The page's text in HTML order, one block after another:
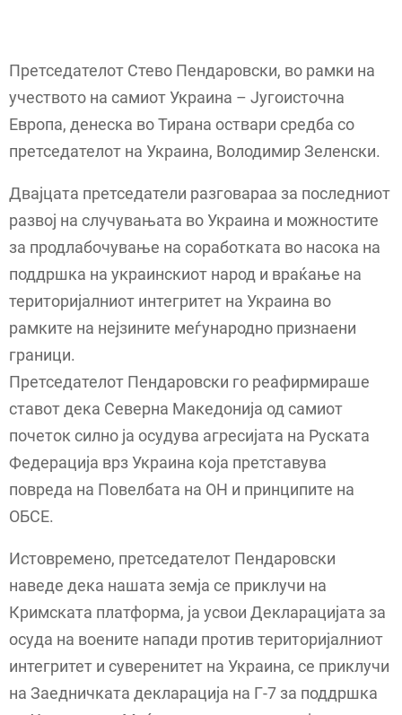
Претседателот Стево Пендаровски, во рамки на
учеството на самиот Украина – Југоисточна
Европа, денеска во Тирана оствари средба со
претседателот на Украина, Володимир Зеленски.
Двајцата претседатели разговараа за последниот
развој на случувањата во Украина и можностите
за продлабочување на соработката во насока на
поддршка на украинскиот народ и враќање на
територијалниот интегритет на Украина во
рамките на нејзините меѓународно признаени
граници.
Претседателот Пендаровски го реафирмираше
ставот дека Северна Македонија од самиот
почеток силно ја осудува агресијата на Руската
Федерација врз Украина која претставува
повреда на Повелбата на ОН и принципите на
ОБСЕ.
Истовремено, претседателот Пендаровски
наведе дека нашата земја се приклучи на
Кримската платформа, ја усвои Декларацијата за
осуда на воените напади против територијалниот
интегритет и суверенитет на Украина, се приклучи
на Заедничката декларација на Г-7 за поддршка